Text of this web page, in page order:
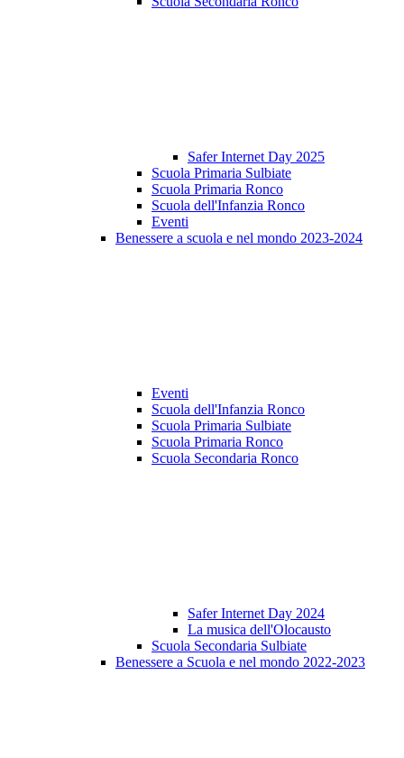
Safer Internet Day 2025
Scuola Primaria Sulbiate
Scuola Primaria Ronco
Scuola dell'Infanzia Ronco
Eventi
Benessere a scuola e nel mondo 2023-2024
Eventi
Scuola dell'Infanzia Ronco
Scuola Primaria Sulbiate
Scuola Primaria Ronco
Scuola Secondaria Ronco
Safer Internet Day 2024
La musica dell'Olocausto
Scuola Secondaria Sulbiate
Benessere a Scuola e nel mondo 2022-2023